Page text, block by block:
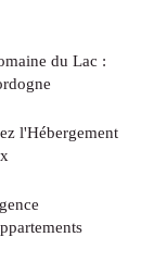
du Lac :
l'Hébergement